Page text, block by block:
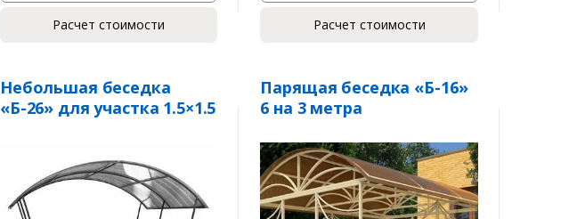
Расчет стоимости Расчет стоимости
Небольшая беседка
«Б-26» для участка 1.5×1.5
Парящая беседка «Б-16»
6 на 3 метра